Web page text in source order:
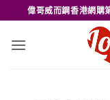
to
content
偉哥威而鋼香港網購